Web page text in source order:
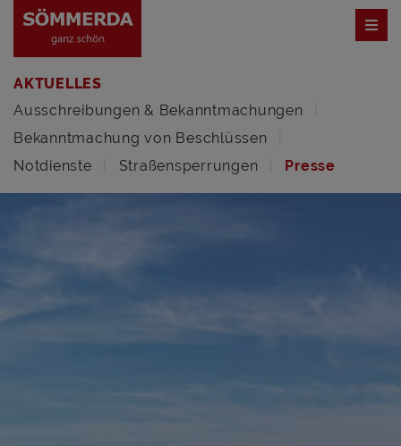
AKTUELLES
Ausschreibungen & Bekanntmachungen
Bekanntmachung von Beschlüssen
Notdienste
Straßensperrungen Presse